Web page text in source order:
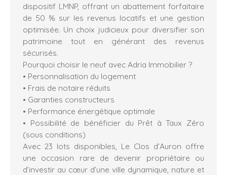
dispositif LMNP, offrant un abattement forfaitaire
de 50 % sur les revenus locatifs et une gestion
optimisée. Un choix judicieux pour diversifier son
patrimoine tout en générant des revenus
sécurisés.
Pourquoi choisir le neuf avec Adria Immobilier ?
• Personnalisation du logement
• Frais de notaire réduits
• Garanties constructeurs
• Performance énergétique optimale
• Possibilité de bénéficier du Prêt à Taux Zéro
(sous conditions)
Avec 23 lots disponibles, Le Clos d’Auron offre
une occasion rare de devenir propriétaire ou
d’investir au cœur d’une ville dynamique, nature et